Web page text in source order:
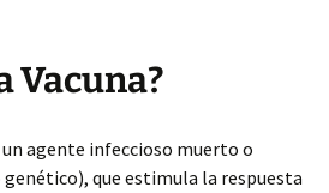
Vacuna?
agente infeccioso muerto o
que estimula la respuesta